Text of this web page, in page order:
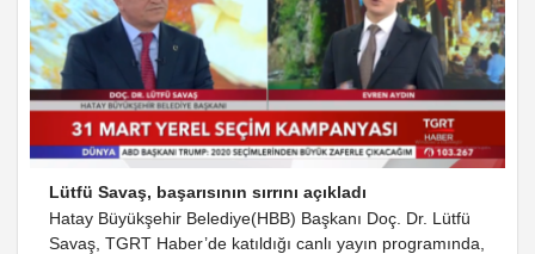
Lütfü Savaş, başarısının sırrını açıkladı
Hatay Büyükşehir Belediye(HBB) Başkanı Doç. Dr. Lütfü
Savaş, TGRT Haber’de katıldığı canlı yayın programında,